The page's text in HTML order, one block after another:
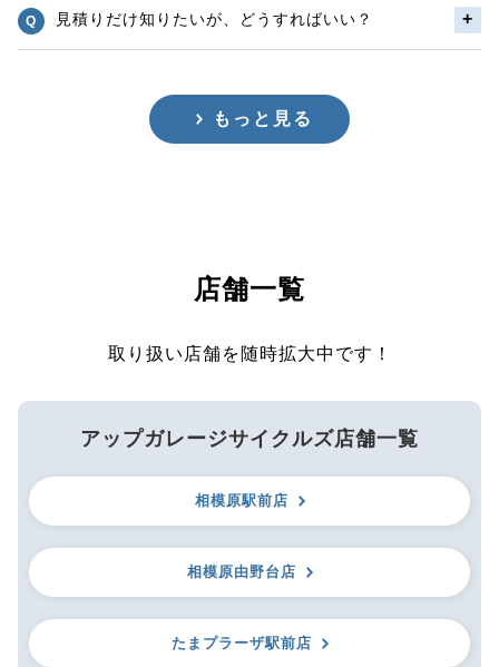
見積りだけ知りたいが、どうすればいい？
もっと見る
店舗一覧
取り扱い店舗を随時拡大中です！
アップガレージサイクルズ店舗一覧
相模原駅前店
相模原由野台店
たまプラーザ駅前店